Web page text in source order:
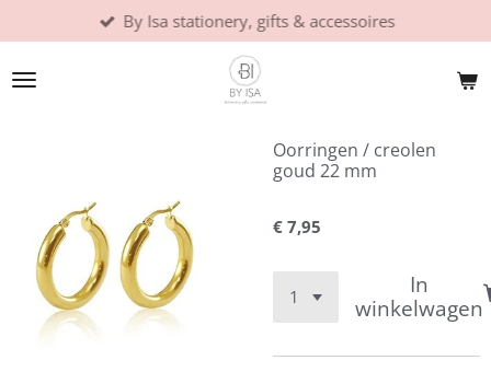
direct
naar
de
By Isa stationery, gifts & accessoires
Oorringen / creolen
goud 22 mm
€ 7,95
In
winkelwagen